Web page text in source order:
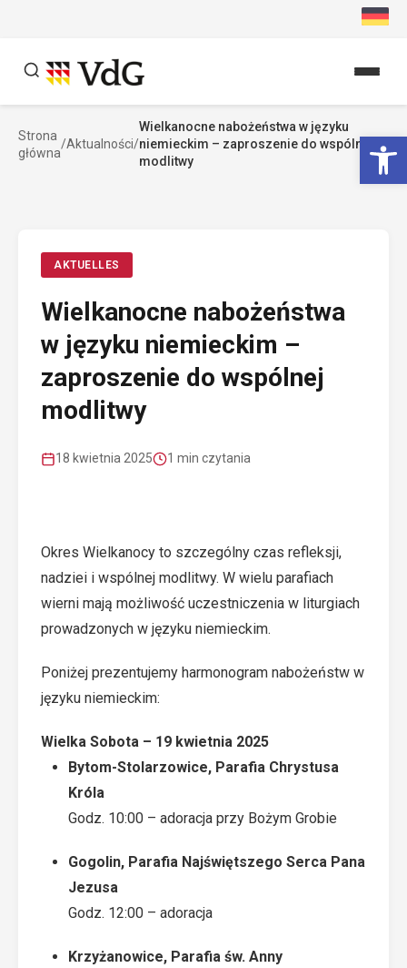
Szukaj
Strona
główna
/Aktualności/
Wielkanocne nabożeństwa w języku
niemieckim – zaproszenie do wspólnej
modlitwy
AKTUELLES
Wielkanocne nabożeństwa
w języku niemieckim –
zaproszenie do wspólnej
modlitwy
18 kwietnia 2025 1 min czytania
Okres Wielkanocy to szczególny czas refleksji,
nadziei i wspólnej modlitwy. W wielu parafiach
wierni mają możliwość uczestniczenia w liturgiach
prowadzonych w języku niemieckim.
Poniżej prezentujemy harmonogram nabożeństw w
języku niemieckim:
Wielka Sobota – 19 kwietnia 2025
Bytom-Stolarzowice, Parafia Chrystusa
Króla
Godz. 10:00 – adoracja przy Bożym Grobie
Gogolin, Parafia Najświętszego Serca Pana
Jezusa
Godz. 12:00 – adoracja
Krzyżanowice, Parafia św. Anny